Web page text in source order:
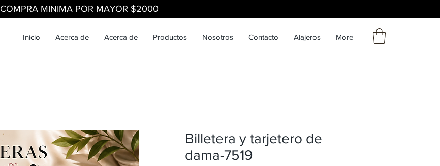
COMPRA MINIMA POR MAYOR $2000
Inicio Acerca de Acerca de Productos Nosotros Contacto Alajeros More
Billetera y tarjetero de
dama-7519